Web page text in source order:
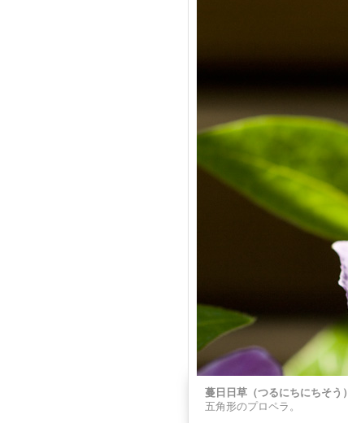
蔓日日草（つるにちにちそう）
五角形のプロペラ。